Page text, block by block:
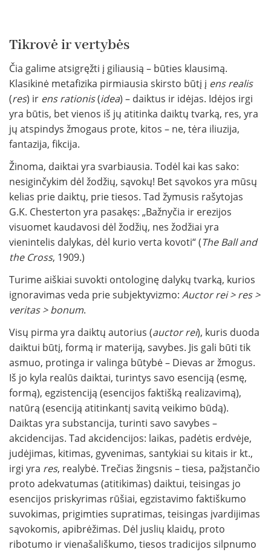
Tikrovė ir vertybės
Čia galime atsigręžti į giliausią – būties klausimą.
Klasikinė metafizika pirmiausia skirsto būtį į ens realis
(res) ir ens rationis(idea) – daiktus ir idėjas. Idėjos irgi
yra būtis, bet vienos iš jų atitinka daiktų tvarką, res, yra
jų atspindys žmogaus prote, kitos – ne, tėra iliuzija,
fantazija, fikcija.
Žinoma, daiktai yra svarbiausia. Todėl kai kas sako:
nesiginčykim dėl žodžių, sąvokų! Bet sąvokos yra mūsų
kelias prie daiktų, prie tiesos. Tad žymusis rašytojas
G.K. Chesterton yra pasakęs: „Bažnyčia ir erezijos
visuomet kaudavosi dėl žodžių, nes žodžiai yra
vienintelis dalykas, dėl kurio verta kovoti“ (The Ball and
the Cross, 1909.)
Turime aiškiai suvokti ontologinę dalykų tvarką, kurios
ignoravimas veda prie subjektyvizmo: Auctor rei > res >
veritas > bonum.
Visų pirma yra daiktų autorius (auctor rei), kuris duoda
daiktui būtį, formą ir materiją, savybes. Jis gali būti tik
asmuo, protinga ir valinga būtybė – Dievas ar žmogus.
Iš jo kyla realūs daiktai, turintys savo esenciją (esmę,
formą), egzistenciją (esencijos faktišką realizavimą),
natūrą (esenciją atitinkantį savitą veikimo būdą).
Daiktas yra substancija, turinti savo savybes –
akcidencijas. Tad akcidencijos: laikas, padėtis erdvėje,
judėjimas, kitimas, gyvenimas, santykiai su kitais ir kt.,
irgi yra res, realybė. Trečias žingsnis – tiesa, pažįstančio
proto adekvatumas (atitikimas) daiktui, teisingas jo
esencijos priskyrimas rūšiai, egzistavimo faktiškumo
suvokimas, prigimties supratimas, teisingas įvardijimas
sąvokomis, apibrėžimas. Dėl juslių klaidų, proto
ribotumo ir vienašališkumo, tiesos tradicijos silpnumo